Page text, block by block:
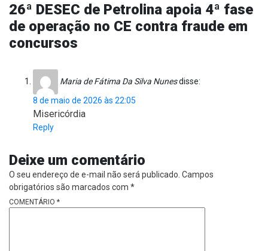
26ª DESEC de Petrolina apoia 4ª fase
de operação no CE contra fraude em
concursos
Maria de Fátima Da Silva Nunesdisse:
8 de maio de 2026 às 22:05
Misericórdia
Reply
Deixe um comentário
O seu endereço de e-mail não será publicado. Campos
obrigatórios são marcados com *
COMENTÁRIO *